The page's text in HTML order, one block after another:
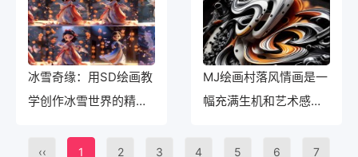
冰雪奇缘：用SD绘画教
学创作冰雪世界的精美
MJ绘画村落风情画是一
幅充满生机和艺术感的
‹‹ 1 2 3 4 5 6 7